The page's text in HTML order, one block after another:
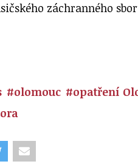
záchranného
#olomouc #opatření